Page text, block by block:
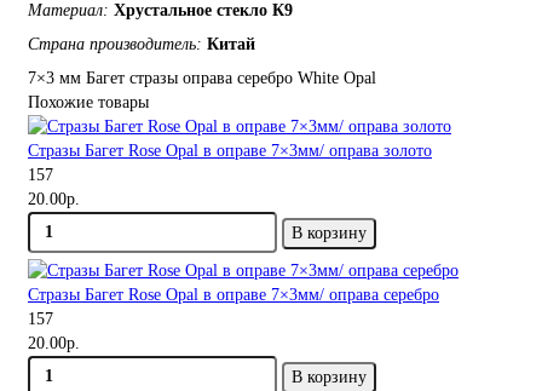
Материал: Хрустальное стекло К9
Страна производитель: Китай
7×3 мм Багет стразы оправа серебро White Opal
Похожие товары
Стразы Багет Rose Opal в оправе 7×3мм/ оправа золото
157
20.00р.
В корзину
Стразы Багет Rose Opal в оправе 7×3мм/ оправа серебро
157
20.00р.
В корзину